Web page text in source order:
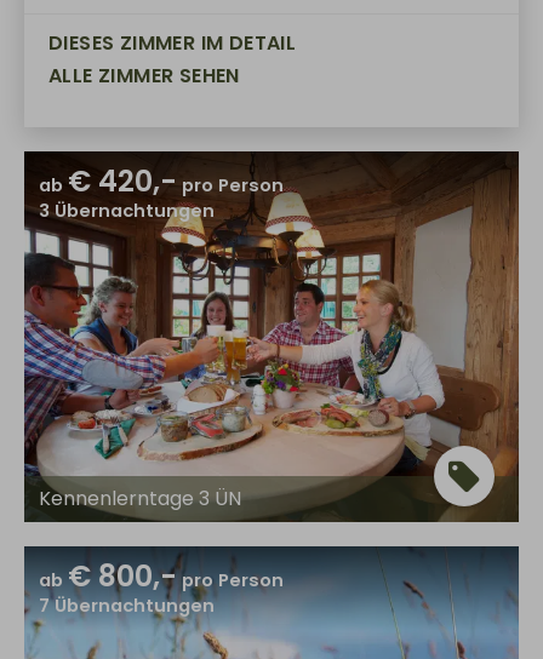
DIESES ZIMMER IM DETAIL
ALLE ZIMMER SEHEN
Kennenlerntage 3 ÜN
ab € 420,- pro Person
3 Übernachtungen
ab € 800,- pro Person
7 Übernachtungen